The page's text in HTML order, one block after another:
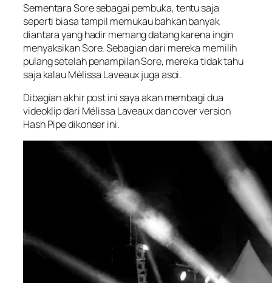
Sementara Sore sebagai pembuka, tentu saja
seperti biasa tampil memukau bahkan banyak
diantara yang hadir memang datang karena ingin
menyaksikan Sore. Sebagian dari mereka memilih
pulang setelah penampilan Sore, mereka tidak tahu
saja kalau Mélissa Laveaux juga asoi.
Dibagian akhir post ini saya akan membagi dua
videoklip dari Mélissa Laveaux dan cover version
Hash Pipe dikonser ini.